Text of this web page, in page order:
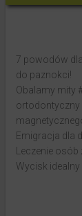
7 powodów
do paznokci!
Obalamy mity
ortodontyczny
Emigracja dla
Leczenie osób
Wycisk idealny